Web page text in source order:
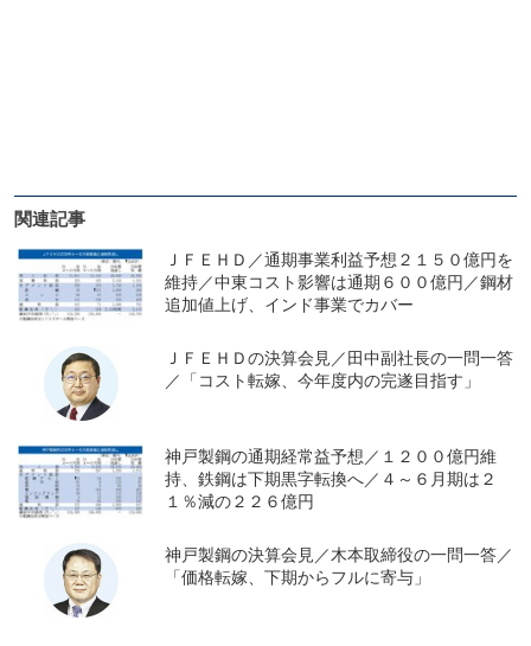
関連記事
ＪＦＥＨＤ／通期事業利益予想２１５０億円を
維持／中東コスト影響は通期６００億円／鋼材
追加値上げ、インド事業でカバー
ＪＦＥＨＤの決算会見／田中副社長の一問一答
／「コスト転嫁、今年度内の完遂目指す」
神戸製鋼の通期経常益予想／１２００億円維
持、鉄鋼は下期黒字転換へ／４～６月期は２
１％減の２２６億円
神戸製鋼の決算会見／木本取締役の一問一答／
「価格転嫁、下期からフルに寄与」